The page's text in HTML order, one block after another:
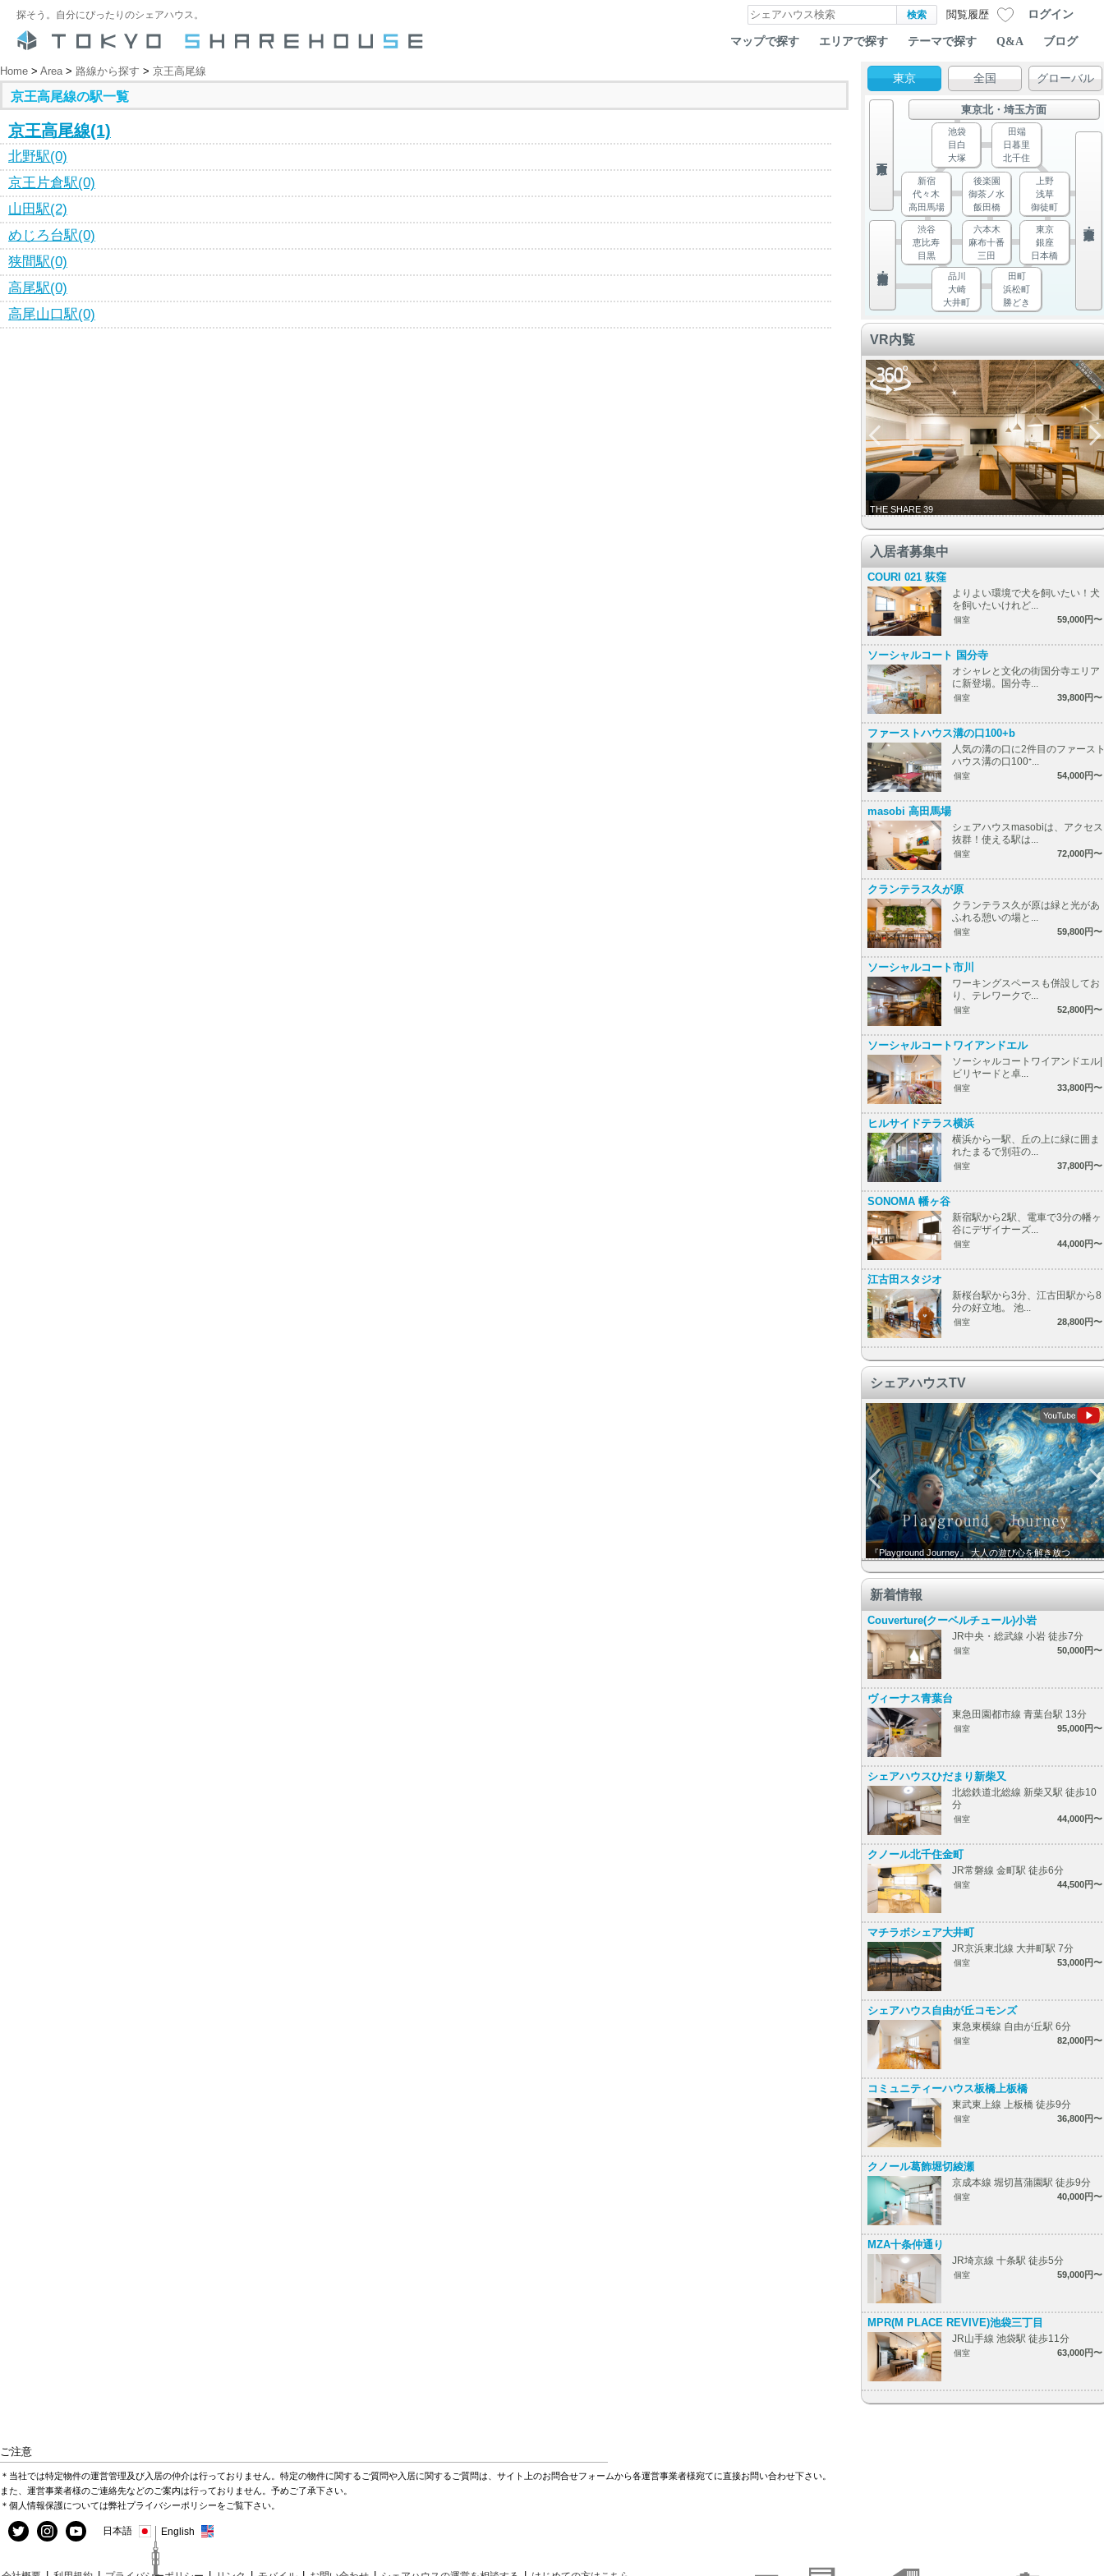
探そう。自分にぴったりのシェアハウス。 閲覧履歴 ログイン
マップで探す エリアで探す テーマで探す Q&A ブログ
Home > Area> 路線から探す > 京王高尾線
京王高尾線の駅一覧
京王高尾線(1)
北野駅(0)
京王片倉駅(0)
山田駅(2)
めじろ台駅(0)
狭間駅(0)
高尾駅(0)
高尾山口駅(0)
東京 全国 グローバル
東京北・埼玉方面
池袋
目白
大塚
田端
日暮里
北千住
新宿
代々木
高田馬場
後楽園
御茶ノ水
飯田橋
六本木
麻布十番
三田
上野
浅草
御徒町
東京
銀座
日本橋
渋谷
恵比寿
目黒
品川
大崎
大井町
田町
浜松町
勝どき
VR内覧
THE SHARE 39
入居者募集中
COURI 021 荻窪
よりよい環境で犬を飼いたい！犬
を飼いたいけれど...
個室 59,000円〜
ソーシャルコート 国分寺
オシャレと文化の街国分寺エリア
に新登場。国分寺...
個室 39,800円〜
ファーストハウス溝の口100+b
人気の溝の口に2件目のファース
ハウス溝の口100⁺...
個室 54,000円〜
masobi 高田馬場
シェアハウスmasobiは、アクセス
抜群！使える駅は...
個室 72,000円〜
クランテラス久が原
クランテラス久が原は緑と光があ
ふれる憩いの場と...
個室 59,800円〜
ソーシャルコート市川
ワーキングスペースも併設してお
り、テレワークで...
個室 52,800円〜
ソーシャルコートワイアンドエル
ソーシャルコートワイアンドエル|
ビリヤードと卓...
個室 33,800円〜
ヒルサイドテラス横浜
横浜から一駅、丘の上に緑に囲ま
れたまるで別荘の...
個室 37,800円〜
SONOMA 幡ヶ谷
新宿駅から2駅、電車で3分の幡ヶ
谷にデザイナーズ...
個室 44,000円〜
江古田スタジオ
新桜台駅から3分、江古田駅から8
分の好立地。 池...
個室 28,800円〜
シェアハウスTV
『Playground Journey』 大人の遊び心を解き放つ
新着情報
Couverture(クーベルチュール)小岩
JR中央・総武線 小岩 徒歩7分
個室 50,000円〜
ヴィーナス青葉台
東急田園都市線 青葉台駅 13分
個室 95,000円〜
シェアハウスひだまり新柴又
北総鉄道北総線 新柴又駅 徒歩10
分
個室 44,000円〜
クノール北千住金町
JR常磐線 金町駅 徒歩6分
個室 44,500円〜
マチラボシェア大井町
JR京浜東北線 大井町駅 7分
個室 53,000円〜
シェアハウス自由が丘コモンズ
東急東横線 自由が丘駅 6分
個室 82,000円〜
コミュニティーハウス板橋上板橋
東武東上線 上板橋 徒歩9分
個室 36,800円〜
クノール葛飾堀切綾瀬
京成本線 堀切菖蒲園駅 徒歩9分
個室 40,000円〜
MZA十条仲通り
JR埼京線 十条駅 徒歩5分
個室 59,000円〜
MPR(M PLACE REVIVE)池袋三丁目
JR山手線 池袋駅 徒歩11分
個室 63,000円〜
ご注意
＊当社では特定物件の運営管理及び入居の仲介は行っておりません。特定の物件に関するご質問や入居に関するご質問は、サイト上のお問合せフォームから各運営事業者様宛てに直接お問い合わせ下さい。
また、運営事業者様のご連絡先などのご案内は行っておりません。予めご了承下さい。
＊個人情報保護については弊社プライバシーポリシーをご覧下さい。
日本語 English